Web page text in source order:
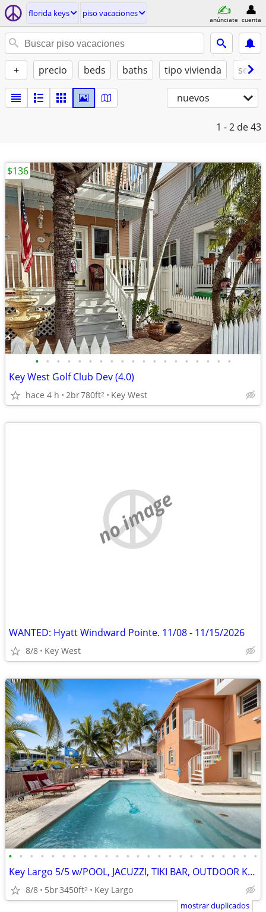
florida keys piso vacaciones
anúnciate cuenta
+ precio beds baths tipo vivienda se
nuevos
1 - 2 de 43
• • • • • • • • • • • • • • • • • • •
Key West Golf Club Dev (4.0)
hace 4 h 2br780ft2 Key West
$136
no image
WANTED: Hyatt Windward Pointe. 11/08 - 11/15/2026
8/8 Key West
• • • • • • • • • • • • • • • • • • • • • • • •
Key Largo 5/5 w/POOL, JACUZZI, TIKI BAR, OUTDOOR KIT, 70' DOCK.
8/8 5br3450ft2 Key Largo
mostrar duplicados